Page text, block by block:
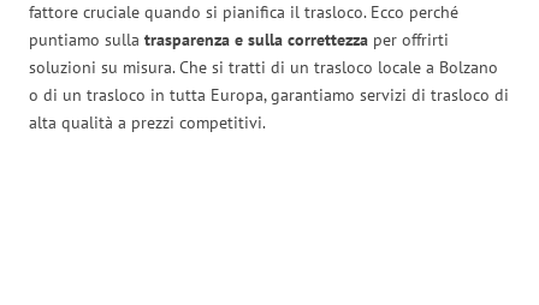
fattore cruciale quando si pianifica il trasloco. Ecco perché
puntiamo sulla trasparenza e sulla correttezza per offrirti
soluzioni su misura. Che si tratti di un trasloco locale a Bolzano
o di un trasloco in tutta Europa, garantiamo servizi di trasloco di
alta qualità a prezzi competitivi.